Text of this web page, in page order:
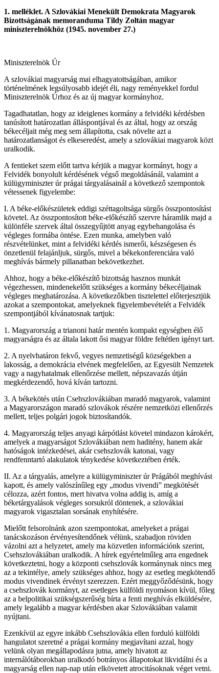
1. melléklet. A Szlovákiai Menekült Demokrata Magyarok
Bizottságának memoranduma Tildy Zoltán magyar
miniszterelnökhöz (1945. november 27.)
Miniszterelnök Úr
A szlovákiai magyarság mai elhagyatottságában, amikor
történelmének legsúlyosabb idejét éli, nagy reményekkel fordul
Miniszterelnök Úrhoz és az új magyar kormányhoz.
Tagadhatatlan, hogy az ideiglenes kormány a felvidéki kérdésben
tanúsított határozatlan álláspontjával és az által, hogy az ország
békecéljait még meg sem állapította, csak növelte azt a
határozatlanságot és elkeseredést, amely a szlovákiai magyarok közt
uralkodik.
A fentieket szem előtt tartva kérjük a magyar kormányt, hogy a
Felvidék bonyolult kérdésének végső megoldásánál, valamint a
külügyminiszter úr prágai tárgyalásainál a következő szempontok
vétessenek figyelembe:
I. A béke-előkészületek eddigi széttagoltsága sürgős összpontosítást
követel. Az összpontosított béke-előkészítő szervre háramlik majd a
különféle szervek által összegyűjtött anyag egybehangolása és
végleges formába öntése. Ezen munka, amelyben való
részvételünket, mint a felvidéki kérdés ismerői, készségesen és
önzetlenül felajánljuk, sürgős, mivel a békekonferenciára való
meghívás bármely pillanatban bekövetkezhet.
Ahhoz, hogy a béke-előkészítő bizottság hasznos munkát
végezhessen, mindenekelőtt szükséges a kormány békecéljainak
végleges meghatározása. A következőkben tisztelettel előterjesztjük
azokat a szempontokat, amelyeknek figyelembevételét a Felvidék
szempontjából kívánatosnak tartjuk:
1. Magyarország a trianoni határ mentén kompakt egységben élő
magyarságra és az általa lakott ősi magyar földre feltétlen igényt tart.
2. A nyelvhatáron fekvő, vegyes nemzetiségű községekben a
lakosság, a demokrácia elvének megfelelően, az Egyesült Nemzetek
vagy a nagyhatalmak ellenőrzése mellett, népszavazás útján
megkérdezendő, hová kíván tartozni.
3. A békekötés után Csehszlovákiában maradó magyarok, valamint
a Magyarországon maradó szlovákok részére nemzetközi ellenőrzés
mellett, teljes polgári jogok biztosítandók.
4. Magyarország teljes anyagi kárpótlást követel mindazon károkért,
amelyek a magyarságot Szlovákiában nem haditény, hanem akár
hatóságok intézkedései, akár csehszlovák katonai, vagy
rendfenntartó alakulatok ténykedése következtében érték.
II. Az a tárgyalás, amelyre a külügyminiszter úr Prágából meghívást
kapott, és amely valószínűleg egy „modus vivendi” megkötését
célozza, azért fontos, mert hivatva volna addig is, amíg a
béketárgyalások végleges sorsukról döntenek, a szlovákiai
magyarok vigasztalan sorsának enyhítésére.
Mielőtt felsorolnánk azon szempontokat, amelyeket a prágai
tanácskozáson érvényesítendőnek vélünk, szabadjon röviden
vázolni azt a helyzetet, amely ma közvetlen információnk szerint,
Csehszlovákiában uralkodik. A hírek egyértelműleg arra engednek
következtetni, hogy a központi csehszlovák kormánynak nincs meg
az a tekintélye, amely szükséges ahhoz, hogy az esetleg megkötendő
modus vivendinek érvényt szerezzen. Ezért meggyőződésünk, hogy
a csehszlovák kormányt, az esetleges külföldi nyomáson kívül, főleg
az a belpolitikai szükségszerűség bírta a fenti meghívás elküldésére,
amely legalább a magyar kérdésben akar Szlovákiában valamit
nyújtani.
Ezenkívül az egyre inkább Csehszlovákia ellen forduló külföldi
hangulatot szeretné a prágai kormány megjavítani azzal, hogy
velünk olyan megállapodásra jutna, amely hivatott az
internálótáborokban uralkodó botrányos állapotokat likvidálni és a
magyarság ellen nap-nap után elkövetett atrocitásoknak véget vetni.